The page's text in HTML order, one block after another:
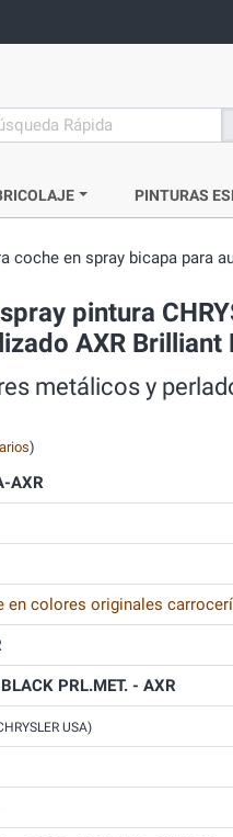
PINTURAS
coche en spray bicapa para
pintura
AXR
metálicos y
)
AXR
en colores originales
PRL.MET. - AXR
USA)